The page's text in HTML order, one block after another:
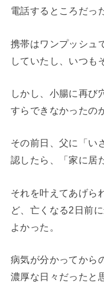
電話するところだっ
携帯はワンプッシュ
していたし、いつも
しかし、小腸に再び
すらできなかったの
その前日、父に「い
認したら、「家に居
それを叶えてあげら
ど、亡くなる2日前
よかった。
病気が分かってから
濃厚な日々だったと